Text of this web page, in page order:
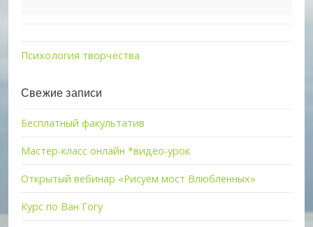
Психология творчества
Свежие записи
Бесплатный факультатив
Мастер-класс онлайн *видео-урок
Открытый вебинар «Рисуем мост Влюбленных»
Курс по Ван Гогу